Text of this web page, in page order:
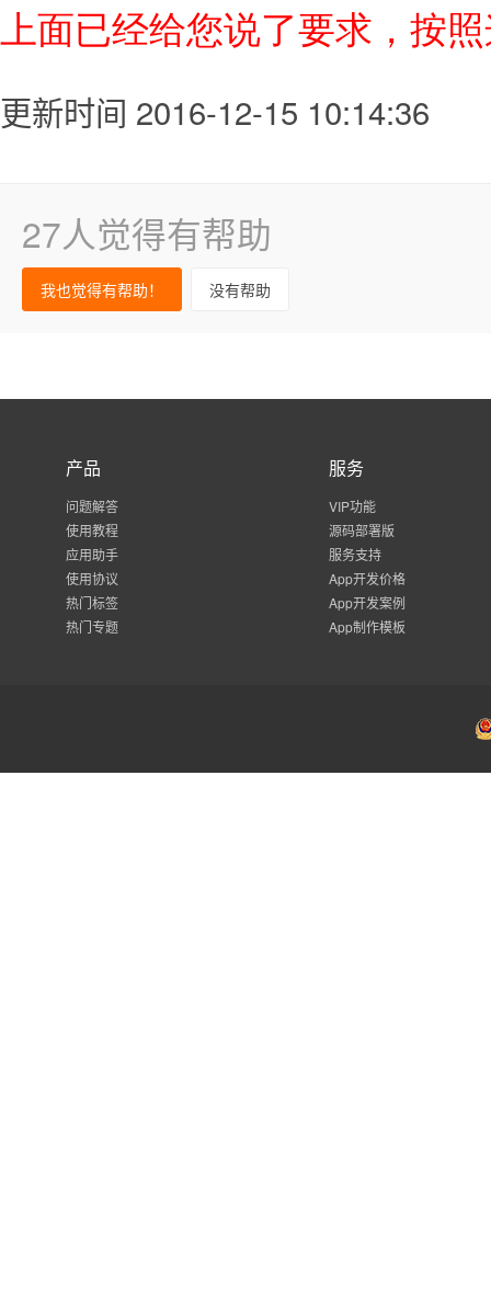
上面已经给您说了要求，按
更新时间 2016-12-15 10:14:36
27人觉得有帮助
我也觉得有帮助！ 没有帮助
产品
问题解答
使用教程
应用助手
使用协议
热门标签
热门专题
服务
VIP功能
源码部署版
服务支持
App开发价格
App开发案例
App制作模板